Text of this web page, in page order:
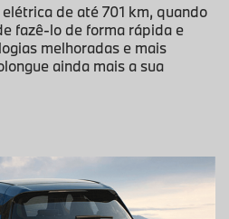
de até 701 km, quando
fazê-lo de forma rápida e
melhoradas e mais
ainda mais a sua